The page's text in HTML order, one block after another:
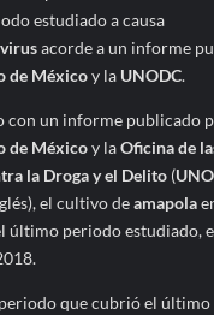
estudiado a causa
acorde a un informe
de Méxicoy la UNODC.
con un informe publicado
de Méxicoy laOficina de
la Droga y el Delito (
el cultivo deamapola
último periodo estudiado,
que cubrió el último